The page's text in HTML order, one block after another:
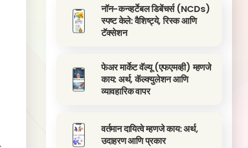
नॉन-कन्व्हर्टेबल डिबेंचर्स (NCDs)
स्पष्ट केले: वैशिष्ट्ये, रिस्क आणि
टॅक्सेशन
फेअर मार्केट वॅल्यू (एफएमव्ही) म्हणजे
काय: अर्थ, कॅल्क्युलेशन आणि
व्यावहारिक वापर
वर्तमान दायित्वे म्हणजे काय: अर्थ,
उदाहरण आणि प्रकार